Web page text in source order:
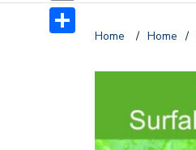
Home / Home /
Email